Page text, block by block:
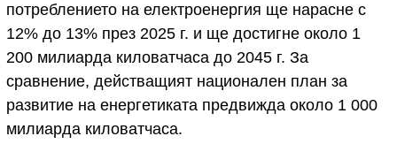
потреблението на електроенергия ще нарасне с
12% до 13% през 2025 г. и ще достигне около 1
200 милиарда киловатчаса до 2045 г. За
сравнение, действащият национален план за
развитие на енергетиката предвижда около 1 000
милиарда киловатчаса.